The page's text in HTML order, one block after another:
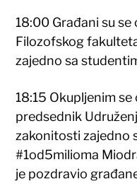
18:00 Građani su
Filozofskog
zajedno sa
18:15 Okupljenim
predsednik
zakonitosti zajedno
#1od5milioma
je pozdravio